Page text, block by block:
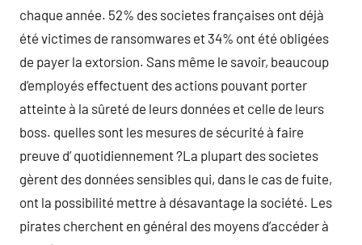
chaque année. 52% des societes françaises ont déjà
été victimes de ransomwares et 34% ont été obligées
de payer la extorsion. Sans même le savoir, beaucoup
d’employés effectuent des actions pouvant porter
atteinte à la sûreté de leurs données et celle de leurs
boss. quelles sont les mesures de sécurité à faire
preuve d’ quotidiennement ?La plupart des societes
gèrent des données sensibles qui, dans le cas de fuite,
ont la possibilité mettre à désavantage la société. Les
pirates cherchent en général des moyens d’accéder à